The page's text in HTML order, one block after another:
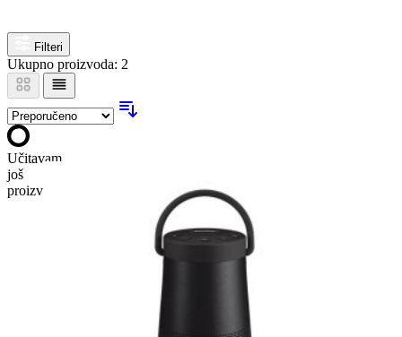
Filteri
Ukupno proizvoda: 2
Učitavam
još
proizvoda…